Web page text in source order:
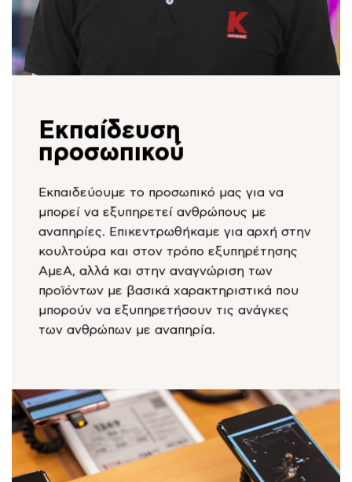
Εκπαίδευση
προσωπικού
Εκπαιδεύουμε το προσωπικό μας για να
μπορεί να εξυπηρετεί ανθρώπους με
αναπηρίες. Επικεντρωθήκαμε για αρχή στην
κουλτούρα και στον τρόπο εξυπηρέτησης
ΑμεΑ, αλλά και στην αναγνώριση των
προϊόντων με βασικά χαρακτηριστικά που
μπορούν να εξυπηρετήσουν τις ανάγκες
των ανθρώπων με αναπηρία.